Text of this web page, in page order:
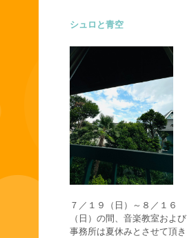
シュロと青空
７／１９（日）～８／１６
（日）の間、音楽教室および
事務所は夏休みとさせて頂き